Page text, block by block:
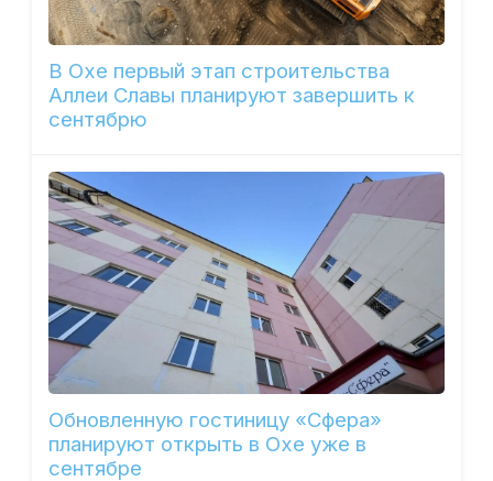
В Охе первый этап строительства
Аллеи Славы планируют завершить к
сентябрю
Обновленную гостиницу «Сфера»
планируют открыть в Охе уже в
сентябре